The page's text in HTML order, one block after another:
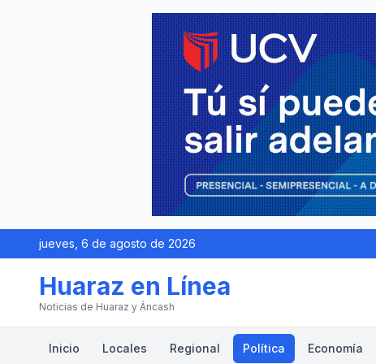
jueves, 6 de agosto de 2026
Huaraz en Línea
Noticias de Huaraz y Áncash
Inicio Locales Regional Política Economía